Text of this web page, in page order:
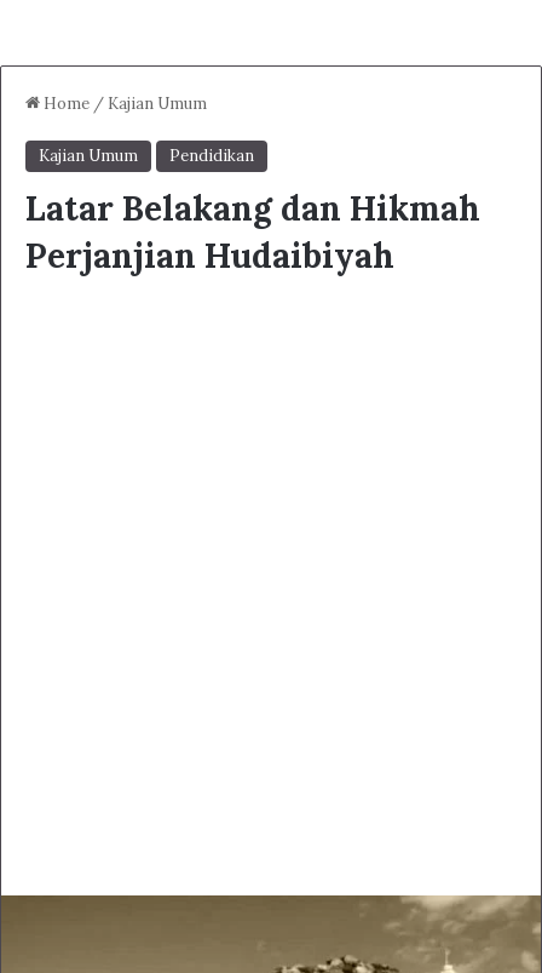
Home / Kajian Umum
Kajian Umum Pendidikan
Latar Belakang dan Hikmah
Perjanjian Hudaibiyah